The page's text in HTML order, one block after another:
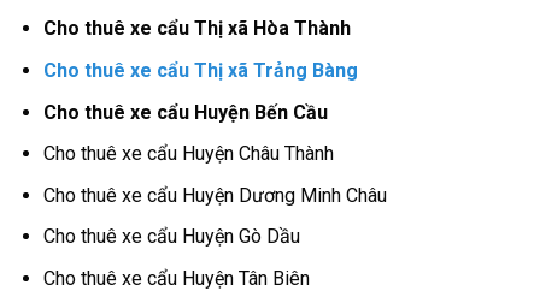
Cho thuê xe cẩu Thị xã Hòa Thành
Cho thuê xe cẩu Thị xã Trảng Bàng
Cho thuê xe cẩu Huyện Bến Cầu
Cho thuê xe cẩu Huyện Châu Thành
Cho thuê xe cẩu Huyện Dương Minh Châu
Cho thuê xe cẩu Huyện Gò Dầu
Cho thuê xe cẩu Huyện Tân Biên